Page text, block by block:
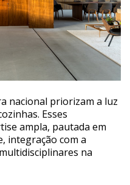
nacional priorizam a luz
Esses
ampla, pautada em
integração com a
na